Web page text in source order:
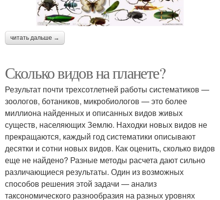
читать дальше →
Сколько видов на планете?
Результат почти трехсотлетней работы систематиков —
зоологов, ботаников, микробиологов — это более
миллиона найденных и описанных видов живых
существ, населяющих Землю. Находки новых видов не
прекращаются, каждый год систематики описывают
десятки и сотни новых видов. Как оценить, сколько видов
еще не найдено? Разные методы расчета дают сильно
различающиеся результаты. Один из возможных
способов решения этой задачи — анализ
таксономического разнообразия на разных уровнях